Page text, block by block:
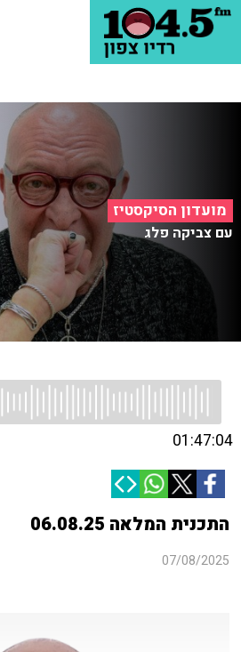
מועדון הסיקסטיז
עם צביקה פלג
01:47:04
התכנית המלאה 06.08.25
07/08/2025